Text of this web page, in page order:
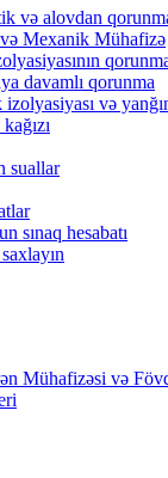
və alovdan
Mexanik Mühafizə
davamlı qorunma
və
suallar
sınaq hesabatı
Mühafizəsi və